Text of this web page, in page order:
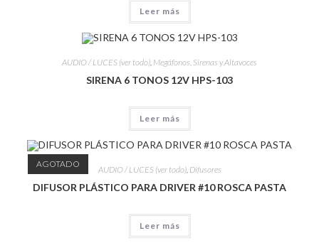
Leer más
AUDIO / LUCES (ver todo), Megáfonos, Sirenas y Altavoces
SIRENA 6 TONOS 12V HPS-103
Leer más
AGOTADO
AUDIO / LUCES (ver todo), Difusores
DIFUSOR PLÁSTICO PARA DRIVER #10 ROSCA PASTA
Leer más